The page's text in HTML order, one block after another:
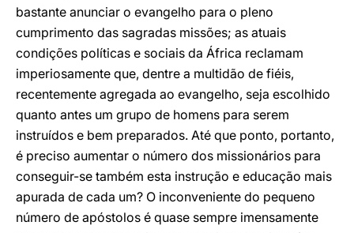
bastante anunciar o evangelho para o pleno
cumprimento das sagradas missões; as atuais
condições políticas e sociais da África reclamam
imperiosamente que, dentre a multidão de fiéis,
recentemente agregada ao evangelho, seja escolhido
quanto antes um grupo de homens para serem
instruídos e bem preparados. Até que ponto, portanto,
é preciso aumentar o número dos missionários para
conseguir-se também esta instrução e educação mais
apurada de cada um? O inconveniente do pequeno
número de apóstolos é quase sempre imensamente